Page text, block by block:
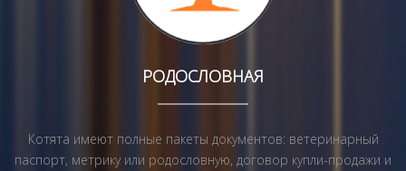
РОДОСЛОВНАЯ
Котята имеют полные пакеты документов: ветеринарный
паспорт, метрику или родословную, договор купли-продажи и